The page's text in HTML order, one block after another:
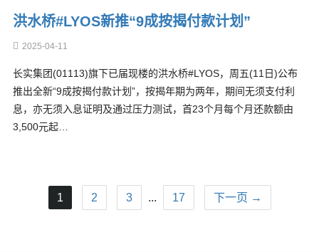
洪水桥#LYOS新推“9成按揭付款计划”
2025-04-11
长实集团(01113)旗下已届现楼的洪水桥#LYOS，周五(11日)公布
推出全新“9成按揭付款计划”，按揭年期为两年，期间无须支付利
息，亦无须入息证明及通过压力测试，首23个月每个月还款额由
3,500元起…
1 2 3 ... 17 下一页 →